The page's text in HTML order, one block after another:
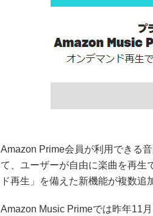
Amazon Prime会員が利用できる
て、ユーザーが自由に楽曲を再生
ド再生」を備えた新機能が複数追
Amazon Music Primeでは昨年11